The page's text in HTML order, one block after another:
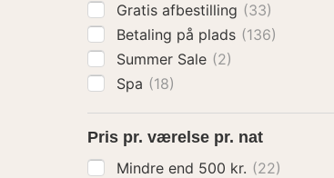
Gratis afbestilling (33)
Betaling på plads (136)
Summer Sale (2)
Spa (18)
Pris pr. værelse pr. nat
Mindre end 500 kr. (22)